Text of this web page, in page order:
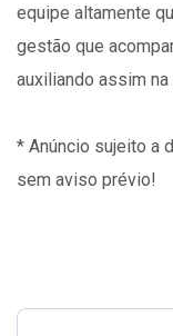
equipe altamente
gestão que
auxiliando assim
* Anúncio sujeito a
sem aviso prévio!